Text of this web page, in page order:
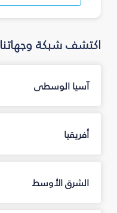
اكتشف شبكة وجهاتنا
آسيا الوسطى
أفريقيا
الشرق الأوسط